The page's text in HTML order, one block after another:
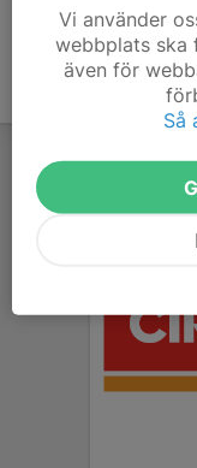
Vi använder
webbplats ska
även för
Så